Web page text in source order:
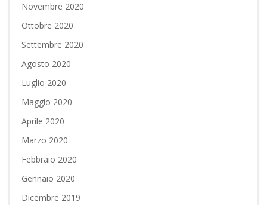
Novembre 2020
Ottobre 2020
Settembre 2020
Agosto 2020
Luglio 2020
Maggio 2020
Aprile 2020
Marzo 2020
Febbraio 2020
Gennaio 2020
Dicembre 2019